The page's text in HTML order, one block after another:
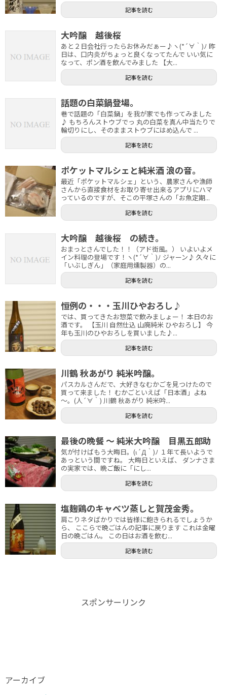
記事を読む
大吟醸 越後桜
あと２日会社行ったらお休みだぁー♪ヽ(*´∀｀)ﾉ 昨
日は、口内炎がちょっと良くなってたんで いい気に
なって、ポン酒を飲んでみました 【大...
記事を読む
話題の白菜鍋登場。
巷で話題の「白菜鍋」を我が家でも作ってみました
♪ もちろんストウブでっ 丸の白菜を真ん中当たりで
輪切りにし、そのままストウブにはめ込んで ...
記事を読む
ポケットマルシェと純米酒 浪の音。
最近「ポケットマルシェ」という、農家さんや漁師
さんから直接食材をお取り寄せ出来るアプリにハマ
っているのですが、そこの平塚さんの「お魚定期...
記事を読む
大吟醸 越後桜 の続き。
おまっとさんでした！！（アド街風。） いよいよメ
イン料理の登場です！ヽ(*´∀｀)ﾉ ジャーン♪ 久々に
「いぶしぎん」（家庭用燻製器）の...
記事を読む
恒例の・・・玉川ひやおろし♪
では、買ってきたお惣菜で飲みましょー！ 本日のお
酒です。 【玉川 自然仕込 山廃純米 ひやおろし】 今
年も玉川のひやおろしを買いました♪...
記事を読む
川鶴 秋あがり 純米吟醸。
パスカルさんだで、大好きなむかごを見つけたので
買って来ました！ むかごといえば「日本酒」よね
～。(人´∀｀) 川鶴 秋あがり 純米吟...
記事を読む
最後の晩餐 ～ 純米大吟醸 目黒五郎助
気が付けばもう大晦日。(ι´Д｀)ﾉ １年て長いようで
あっという間ですね。 大晦日といえば、 ダンナさま
の実家では、晩ご飯に「にし...
記事を読む
塩麹鶏のキャベツ蒸しと賀茂金秀。
肩こりネタばかりでは皆様に飽きられるでしょうか
ら、 ここらで晩ごはんの記事に戻ります これは金曜
日の晩ごはん。 この日はお酒を飲む...
記事を読む
スポンサーリンク
アーカイブ